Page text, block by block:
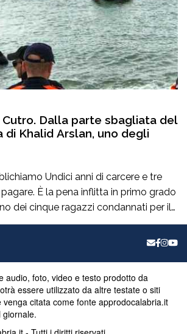
Dalla parte sbagliata del
di Khalid Arslan, uno degli
Undici anni di carcere e tre
È la pena inflitta in primo grado
dei cinque ragazzi condannati per il
la notte del 26 febbraio 2023.
trentacinque bambini e un pezzo
in una fossa comune. Ma […]
audio, foto, video e testo prodotto da
essere utilizzato da altre testate o siti
citata come fonte approdocalabria.it
giornale.